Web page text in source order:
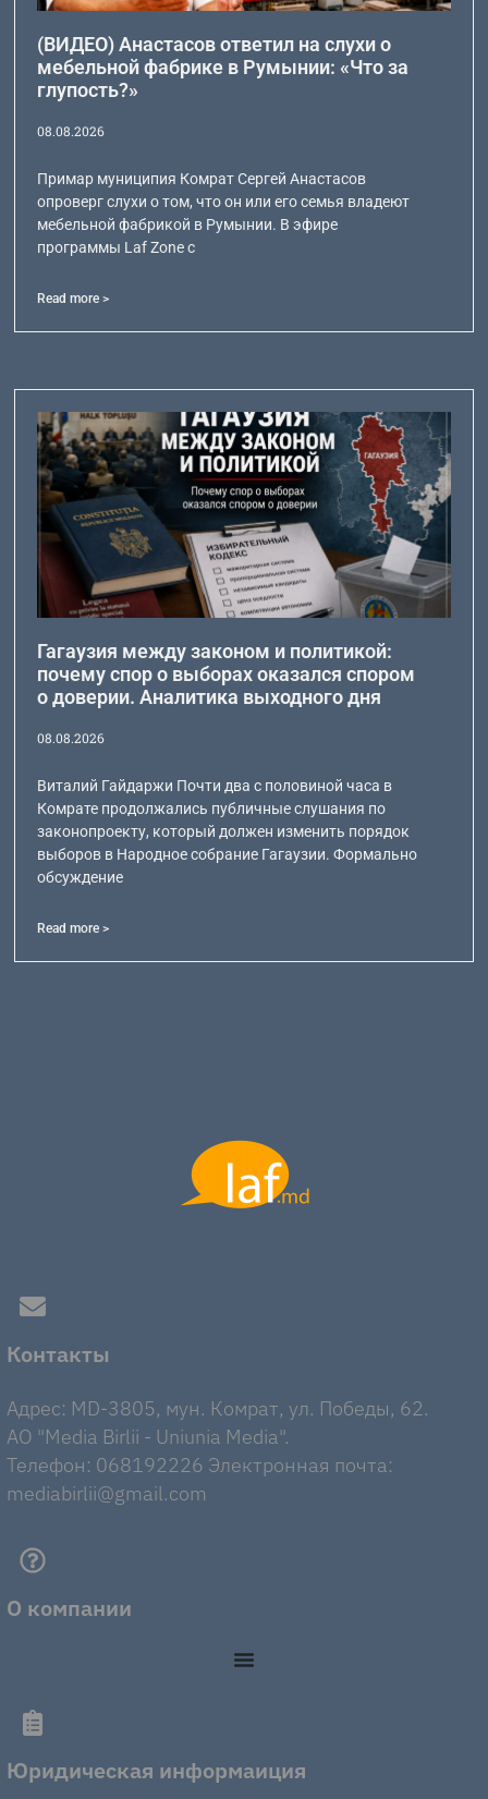
(ВИДЕО) Анастасов ответил на слухи о
мебельной фабрике в Румынии: «Что за
глупость?»
08.08.2026
Примар муниципия Комрат Сергей Анастасов
опроверг слухи о том, что он или его семья владеют
мебельной фабрикой в Румынии. В эфире
программы Laf Zone с
Read more >
Гагаузия между законом и политикой:
почему спор о выборах оказался спором
о доверии. Аналитика выходного дня
08.08.2026
Виталий Гайдаржи Почти два с половиной часа в
Комрате продолжались публичные слушания по
законопроекту, который должен изменить порядок
выборов в Народное собрание Гагаузии. Формально
обсуждение
Read more >
Контакты
Адрес: MD-3805, мун. Комрат, ул. Победы, 62.
AO "Media Birlii - Uniunia Media".
Телефон: 068192226 Электронная почта:
mediabirlii@gmail.com
О компании
Юридическая информаиция